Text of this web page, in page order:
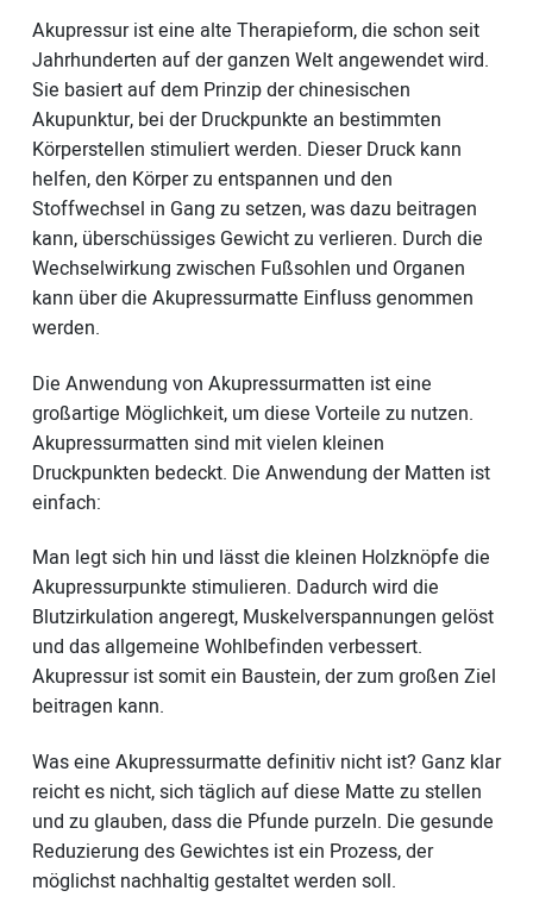
Akupressur ist eine alte Therapieform, die schon seit
Jahrhunderten auf der ganzen Welt angewendet wird.
Sie basiert auf dem Prinzip der chinesischen
Akupunktur, bei der Druckpunkte an bestimmten
Körperstellen stimuliert werden. Dieser Druck kann
helfen, den Körper zu entspannen und den
Stoffwechsel in Gang zu setzen, was dazu beitragen
kann, überschüssiges Gewicht zu verlieren. Durch die
Wechselwirkung zwischen Fußsohlen und Organen
kann über die Akupressurmatte Einfluss genommen
werden.
Die Anwendung von Akupressurmatten ist eine
großartige Möglichkeit, um diese Vorteile zu nutzen.
Akupressurmatten sind mit vielen kleinen
Druckpunkten bedeckt. Die Anwendung der Matten ist
einfach:
Man legt sich hin und lässt die kleinen Holzknöpfe die
Akupressurpunkte stimulieren. Dadurch wird die
Blutzirkulation angeregt, Muskelverspannungen gelöst
und das allgemeine Wohlbefinden verbessert.
Akupressur ist somit ein Baustein, der zum großen Ziel
beitragen kann.
Was eine Akupressurmatte definitiv nicht ist? Ganz klar
reicht es nicht, sich täglich auf diese Matte zu stellen
und zu glauben, dass die Pfunde purzeln. Die gesunde
Reduzierung des Gewichtes ist ein Prozess, der
möglichst nachhaltig gestaltet werden soll.